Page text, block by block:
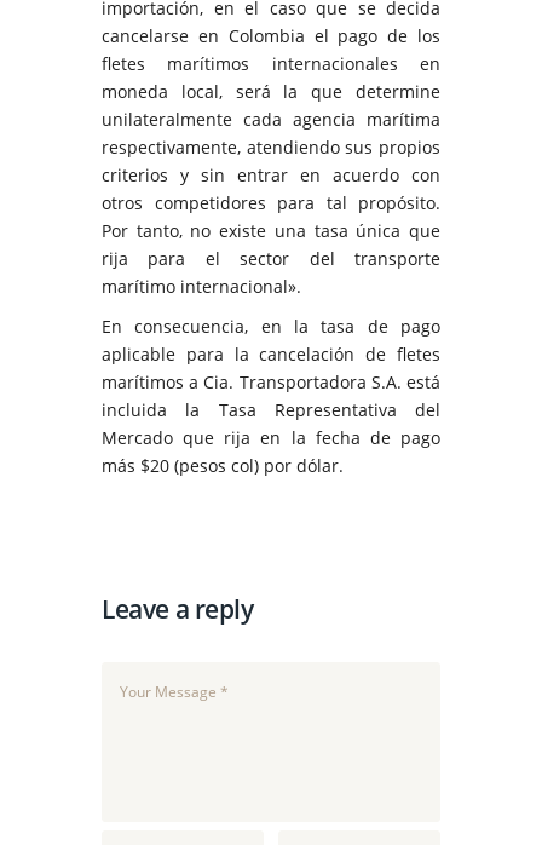
importación, en el caso que se decida
cancelarse en Colombia el pago de los
fletes marítimos internacionales en
moneda local, será la que determine
unilateralmente cada agencia marítima
respectivamente, atendiendo sus propios
criterios y sin entrar en acuerdo con
otros competidores para tal propósito.
Por tanto, no existe una tasa única que
rija para el sector del transporte
marítimo internacional».
En consecuencia, en la tasa de pago
aplicable para la cancelación de fletes
marítimos a Cia. Transportadora S.A. está
incluida la Tasa Representativa del
Mercado que rija en la fecha de pago
más $20 (pesos col) por dólar.
Leave a reply